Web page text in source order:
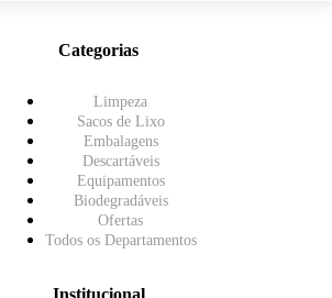
Categorias
Limpeza
Sacos de Lixo
Embalagens
Descartáveis
Equipamentos
Biodegradáveis
Ofertas
Todos os Departamentos
Institucional